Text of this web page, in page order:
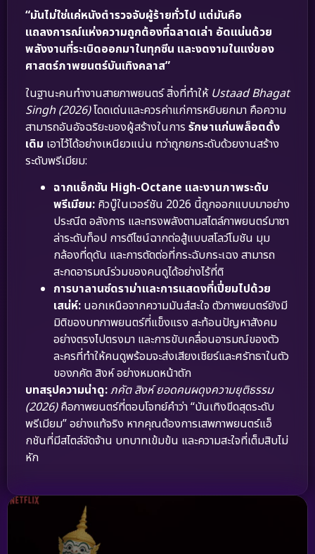
“มันไม่ใช่แค่หนังตำรวจจับผู้ร้ายทั่วไป แต่มันคือ
แถลงการณ์แห่งความถูกต้องที่ฉลาดเล่า อัดแน่นด้วย
พลังงานที่ระเบิดออกมาในทุกซีน และงดงามในแง่ของ
ศาสตร์ภาพยนตร์บันเทิงคลาส”
ในฐานะคนทำงานสายภาพยนตร์ สิ่งที่ทำให้ Ustaad Bhagat
Singh (2026)โดดเด่นและควรค่าแก่การหยิบยกมา คือความ
สามารถอันอัจฉริยะของผู้สร้างในการ รักษาแก่นพล็อตดั้ง
เดิม เอาไว้ได้อย่างเหนียวแน่น ทว่าถูกยกระดับด้วยงานสร้าง
ระดับพรีเมียม:
ฉากแอ็กชัน High-Octane และงานภาพระดับ
พรีเมียม: คิวบู๊ในเวอร์ชัน 2026 นี้ถูกออกแบบมาอย่าง
ประณีต อลังการ และทรงพลังตามสไตล์ภาพยนตร์มาซา
ล่าระดับท็อป การดีไซน์ฉากต่อสู้แบบสโลว์โมชัน มุม
กล้องที่ดุดัน และการตัดต่อที่กระฉับกระเฉง สามารถ
สะกดอารมณ์ร่วมของคนดูได้อย่างไร้ที่ติ
การบาลานซ์ดราม่าและการแสดงที่เปี่ยมไปด้วย
เสน่ห์: นอกเหนือจากความมันส์สะใจ ตัวภาพยนตร์ยังมี
มิติของบทภาพยนตร์ที่แข็งแรง สะท้อนปัญหาสังคม
อย่างตรงไปตรงมา และการขับเคลื่อนอารมณ์ของตัว
ละครที่ทำให้คนดูพร้อมจะส่งเสียงเชียร์และศรัทธาในตัว
ของภคัต สิงห์ อย่างหมดหน้าตัก
บทสรุปความน่าดู:ภคัต สิงห์ ยอดคนผดุงความยุติธรรม
(2026)คือภาพยนตร์ที่ตอบโจทย์คำว่า “บันเทิงขีดสุดระดับ
พรีเมียม” อย่างแท้จริง หากคุณต้องการเสพภาพยนตร์แอ็
กชันที่มีสไตล์จัดจ้าน บทบาทเข้มข้น และความสะใจที่เต็มสิบไม่
หัก